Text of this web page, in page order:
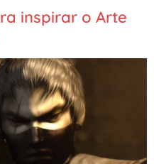
inspirar o Arte